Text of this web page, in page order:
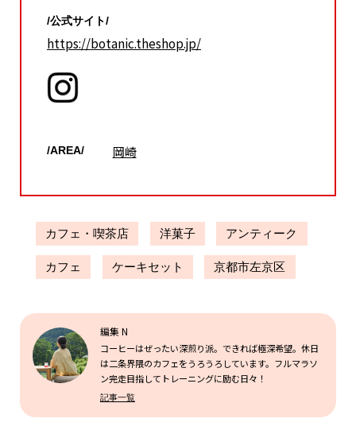
/公式サイト/
https://botanic.theshop.jp/
/AREA/ 岡崎
カフェ・喫茶店 洋菓子 アンティーク
カフェ ケーキセット 京都市左京区
編集 N
コーヒーはぜったい深煎り派。できれば極深希望。休日
は二条界隈のカフェをうろうろしています。フルマラソ
ン完走目指してトレーニングに励む日々！
記事一覧